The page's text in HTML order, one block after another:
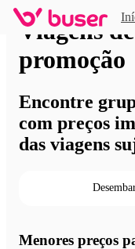
Viagens
promoção
Encontre
com preços
das viagens
Menores preços